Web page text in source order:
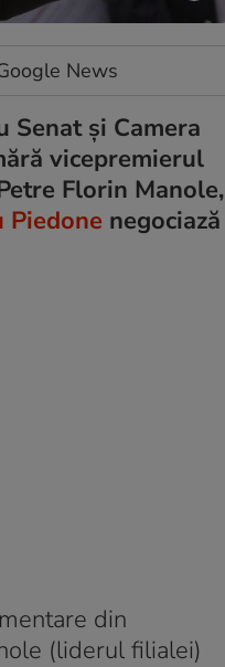
News
Senat şi Camera
vicepremierul
Florin Manole,
Piedone negociază
din
(liderul filialei)